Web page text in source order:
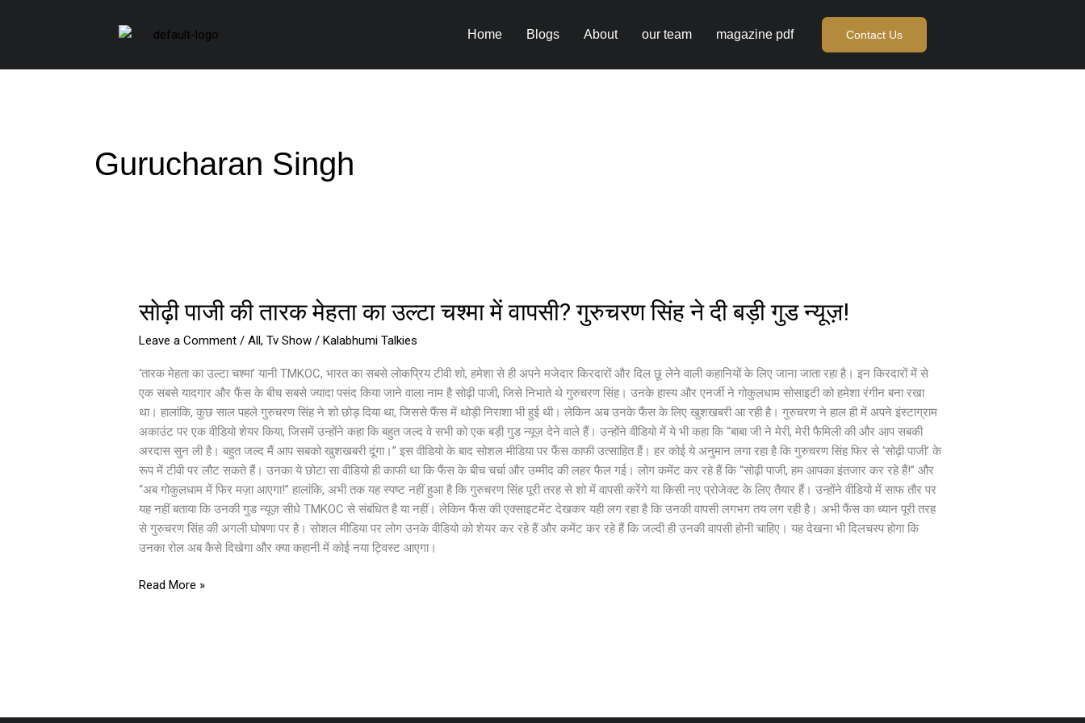
Home Blogs About our team magazine pdf Contact Us
Gurucharan Singh
सोढ़ी पाजी की तारक मेहता का उल्टा चश्मा में वापसी? गुरुचरण सिंह ने दी बड़ी गुड न्यूज़!
Leave a Comment /All,Tv Show /Kalabhumi Talkies
‘तारक मेहता का उल्टा चश्मा’ यानी TMKOC, भारत का सबसे लोकप्रिय टीवी शो, हमेशा से ही अपने मजेदार किरदारों और दिल छू लेने वाली कहानियों के लिए जाना जाता रहा है। इन किरदारों में से
एक सबसे यादगार और फैंस के बीच सबसे ज्यादा पसंद किया जाने वाला नाम है सोढ़ी पाजी, जिसे निभाते थे गुरुचरण सिंह। उनके हास्य और एनर्जी ने गोकुलधाम सोसाइटी को हमेशा रंगीन बना रखा
था। हालांकि, कुछ साल पहले गुरुचरण सिंह ने शो छोड़ दिया था, जिससे फैंस में थोड़ी निराशा भी हुई थी। लेकिन अब उनके फैंस के लिए खुशखबरी आ रही है। गुरुचरण ने हाल ही में अपने इंस्टाग्राम
अकाउंट पर एक वीडियो शेयर किया, जिसमें उन्होंने कहा कि बहुत जल्द वे सभी को एक बड़ी गुड न्यूज़ देने वाले हैं। उन्होंने वीडियो में ये भी कहा कि “बाबा जी ने मेरी, मेरी फैमिली की और आप सबकी
अरदास सुन ली है। बहुत जल्द मैं आप सबको खुशखबरी दूंगा।” इस वीडियो के बाद सोशल मीडिया पर फैंस काफी उत्साहित हैं। हर कोई ये अनुमान लगा रहा है कि गुरुचरण सिंह फिर से ‘सोढ़ी पाजी’ के
रूप में टीवी पर लौट सकते हैं। उनका ये छोटा सा वीडियो ही काफी था कि फैंस के बीच चर्चा और उम्मीद की लहर फैल गई। लोग कमेंट कर रहे हैं कि “सोढ़ी पाजी, हम आपका इंतजार कर रहे हैं!” और
“अब गोकुलधाम में फिर मज़ा आएगा!” हालांकि, अभी तक यह स्पष्ट नहीं हुआ है कि गुरुचरण सिंह पूरी तरह से शो में वापसी करेंगे या किसी नए प्रोजेक्ट के लिए तैयार हैं। उन्होंने वीडियो में साफ तौर पर
यह नहीं बताया कि उनकी गुड न्यूज़ सीधे TMKOC से संबंधित है या नहीं। लेकिन फैंस की एक्साइटमेंट देखकर यही लग रहा है कि उनकी वापसी लगभग तय लग रही है। अभी फैंस का ध्यान पूरी तरह
से गुरुचरण सिंह की अगली घोषणा पर है। सोशल मीडिया पर लोग उनके वीडियो को शेयर कर रहे हैं और कमेंट कर रहे हैं कि जल्दी ही उनकी वापसी होनी चाहिए। यह देखना भी दिलचस्प होगा कि
उनका रोल अब कैसे दिखेगा और क्या कहानी में कोई नया ट्विस्ट आएगा।
पाजी
की
तारक
उल्टा
चश्मा
वापसी?
गुरुचरण
ने
गुड
Read More »